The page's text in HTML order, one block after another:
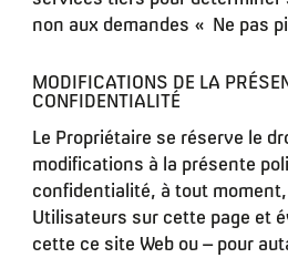
non aux demandes « Ne pas
MODIFICATIONS DE LA
CONFIDENTIALITÉ
Le Propriétaire se réserve le
modifications à la présente
confidentialité, à tout
Utilisateurs sur cette page et
cette ce site Web ou – pour